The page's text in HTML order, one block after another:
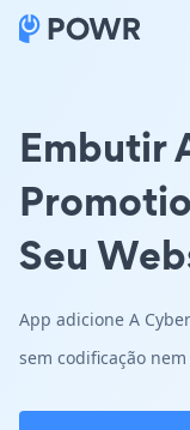
Embutir
Seu
App adicione A
sem codificação